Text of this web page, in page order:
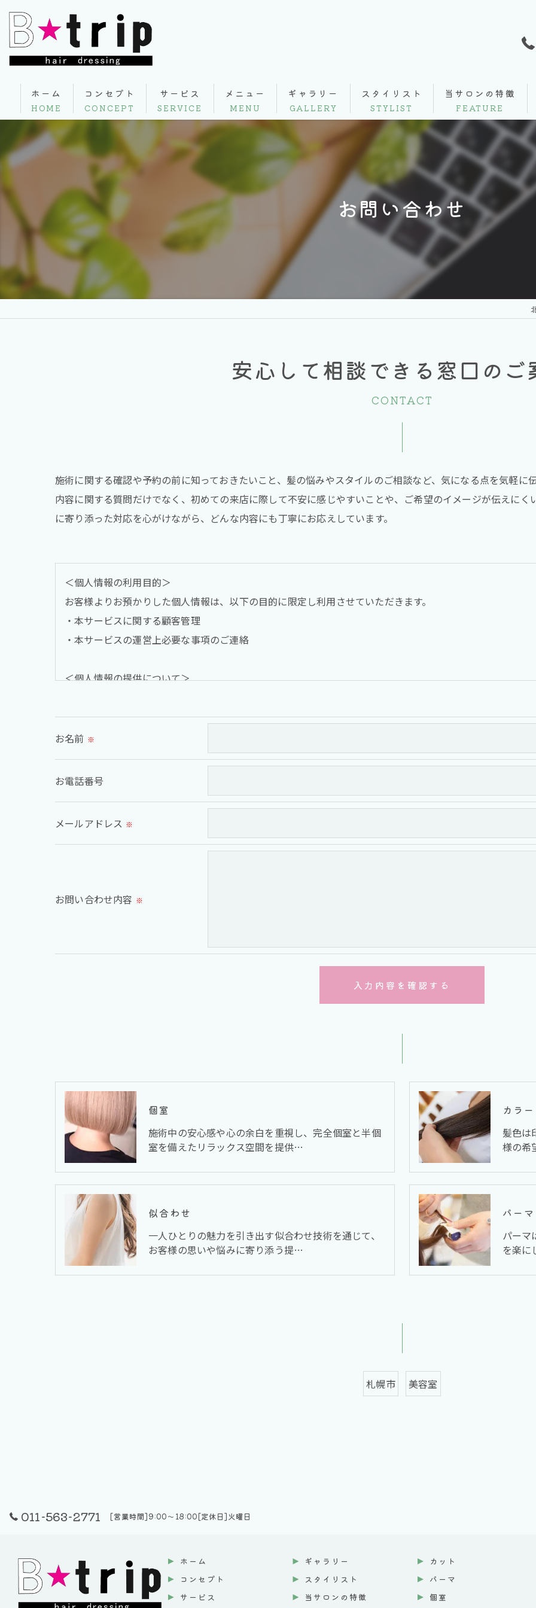
ホーム
HOME
コンセプト
CONCEPT
サービス
SERVICE
メニュー
MENU
ギャラリー
GALLERY
スタイリスト
STYLIST
当サロンの特徴
FEATURE
カラー
カット
パーマ
個室
似合わせ
お問い合わせ
安心して相談できる窓口のご
CONTACT
施術に関する確認や予約の前に知っておきたいこと、髪の悩みやスタイルのご相談など、気になる点を気軽に
内容に関する質問だけでなく、初めての来店に際して不安に感じやすいことや、ご希望のイメージが伝えにく
に寄り添った対応を心がけながら、どんな内容にも丁寧にお応えしています。
＜個人情報の利用目的＞
お客様よりお預かりした個人情報は、以下の目的に限定し利用させていただきます。
・本サービスに関する顧客管理
・本サービスの運営上必要な事項のご連絡
＜個人情報の提供について＞
取得した個人情報を第三者に提供することはいたしません。
当社では、利用目的の達成に必要な範囲において、個人情報を外部に委託する場合があります。
これらの委託先に対しては個人情報保護契約等の措置をとり、適切な監督を行います。
＜個人情報の安全管理＞
当社では、個人情報の漏洩等がなされないよう、適切に安全管理対策を実施します。
必要な情報を頂けない場合は、それに対応した当社のサービスをご提供できない場合がございますので予め
＜個人情報の開示･訂正・削除･利用停止の手続について＞
当社では、お客様の個人情報の開示･訂正･削除・利用停止の手続を定めさせて頂いております。
個人情報の開示･訂正･削除・利用停止の具体的手続きにつきましては、お電話でお問合せ下さい。
お名前 ※
お電話番号
メールアドレス ※
お問い合わせ内容 ※
個室
施術中の安心感や心の余白を重視し、完全個室と半個
室を備えたリラックス空間を提供…
カラー
髪色は
様の希
似合わせ
一人ひとりの魅力を引き出す似合わせ技術を通じて、
お客様の思いや悩みに寄り添う提…
パーマ
パーマ
を楽に
札幌市 美容室
011-563-2771
[営業時間]9:00～18:00[定休日]火曜日
ホーム
コンセプト
サービス
ギャラリー
スタイリスト
当サロンの特徴
カット
パーマ
個室
お問い合わせはこちら